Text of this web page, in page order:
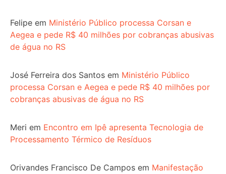
Felipe em Ministério Público processa Corsan e
Aegea e pede R$ 40 milhões por cobranças abusivas
de água no RS
José Ferreira dos Santos em Ministério Público
processa Corsan e Aegea e pede R$ 40 milhões por
cobranças abusivas de água no RS
Meri em Encontro em Ipê apresenta Tecnologia de
Processamento Térmico de Resíduos
Orivandes Francisco De Campos em Manifestação